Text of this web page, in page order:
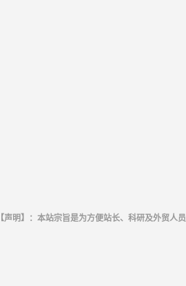
【声明】：本站宗旨是为方便站长、科研及外贸